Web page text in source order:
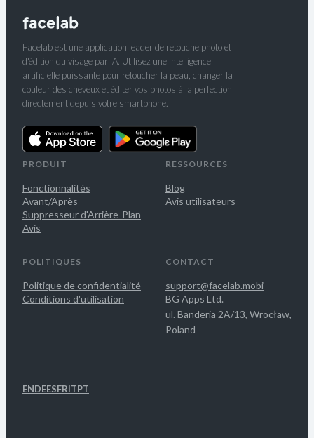
Facelab est une application leader de retouche photo et
d'édition du visage par IA. Utilisez une intelligence
artificielle puissante pour retoucher la peau, changer la
couleur des cheveux et éditer vos photos à la perfection
directement depuis votre smartphone.
PRODUIT
Fonctionnalités
Avant/Après
Suppresseur d'Arrière-Plan
Avis
RESSOURCES
Blog
Avis utilisateurs
POLITIQUES
Politique de confidentialité
Conditions d'utilisation
CONTACT
support@facelab.mobi
BG Apps Ltd.
ul. Banderia 2A/13, Wrocław,
Poland
ENDEESFRITPT